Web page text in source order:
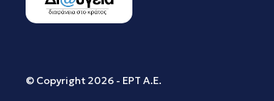
© Copyright 2026 - ΕΡΤ Α.Ε.